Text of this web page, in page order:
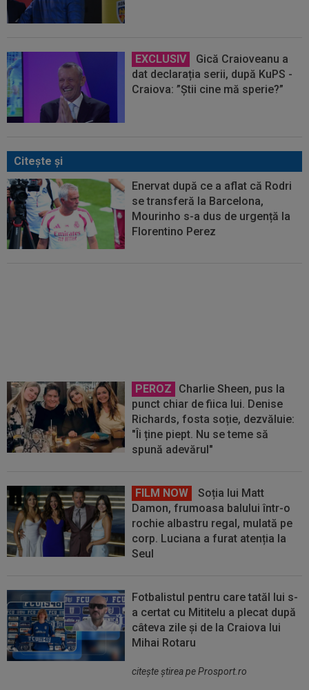
EXCLUSIV
Gică Craioveanu a
dat declarația serii, după KuPS -
Craiova: ”Știi cine mă sperie?”
Citeşte şi
Enervat după ce a aflat că Rodri
se transferă la Barcelona,
Mourinho s-a dus de urgență la
Florentino Perez
PEROZ
Charlie Sheen, pus la
punct chiar de fiica lui. Denise
Richards, fosta soție, dezvăluie:
"Îi ține piept. Nu se teme să
spună adevărul"
FILM NOW
Soția lui Matt
Damon, frumoasa balului într-o
rochie albastru regal, mulată pe
corp. Luciana a furat atenția la
Seul
Fotbalistul pentru care tatăl lui s-
a certat cu Mititelu a plecat după
câteva zile și de la Craiova lui
Mihai Rotaru
citeşte ştirea pe Prosport.ro